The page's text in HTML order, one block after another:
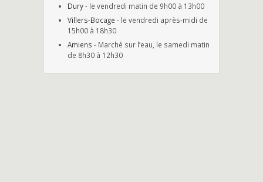
Dury- le vendredi matin de 9h00 à 13h00
Villers-Bocage - le vendredi après-midi de
15h00 à 18h30
Amiens - Marché sur l’eau, le samedi matin
de 8h30 à 12h30